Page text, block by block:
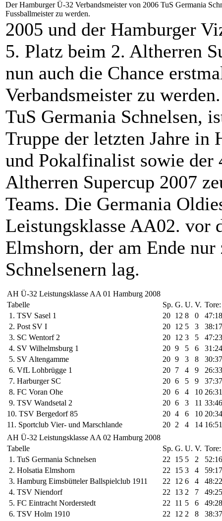
Der Hamburger Ü-32 Verbandsmeister von 2006 TuS Germania
Fussballmeister zu werden.
2005 und der Hamburger
5. Platz beim 2. Altherren
nun auch die Chance
Verbandsmeister zu
TuS Germania Schnelsen,
Truppe der letzten Jahre in
und Pokalfinalist sowie der
Altherren Supercup 2007
Teams. Die Germania
Leistungsklasse AA02. vor
Elmshorn, der am Ende
Schnelsenern lag.
AH Ü-32 Leistungsklasse AA 01 Hamburg 2008
Tabelle
Sp. G. U. V. Tore:
1. TSV Sasel 1
20 12 8 0
47:18
2. Post SV I
20 12 5 3
38:17
3. SC Wentorf 2
20 12 3 5
47:23
4. SV Wilhelmsburg 1
20 9 5 6
31:24
5. SV Altengamme
20 9 3 8
30:37
6. VfL Lohbrügge 1
20 7 4 9
26:33
7. Harburger SC
20 6 5 9
37:37
8. FC Voran Ohe
20 6 4 10 26:31
9. TSV Wandsetal 2
20 6 3 11 33:46
10. TSV Bergedorf 85
20 4 6 10 20:34
11. Sportclub Vier- und Marschlande
20 2 4 14 16:51
AH Ü-32 Leistungsklasse AA 02 Hamburg 2008
Tabelle
Sp. G. U. V. Tore:
1. TuS Germania Schnelsen
22 15 5 2
52:16
2. Holsatia Elmshorn
22 15 3 4
59:17
3. Hamburg Eimsbütteler Ballspielclub 1911
22 12 6 4
48:22
4. TSV Niendorf
22 13 2 7
49:25
5. FC Eintracht Norderstedt
22 11 5 6
49:28
6. TSV Holm 1910
22 12 2 8
38:37